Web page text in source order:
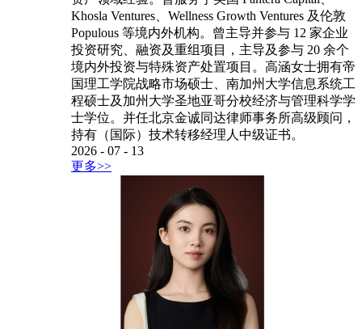
Khosla Ventures、Wellness Growth Ventures 及伦敦
Populous 等境内外机构。曾主导并参与 12 家企业
投资研究、融资及重组项目，主导及参与 20 余个
境内外投资与特殊资产处置项目。高涵女士拥有帝
国理工学院战略市场硕士、南加州大学信息系统工
程硕士及加州大学圣地亚哥分校经济与管理科学学
士学位。并任北京金诚同达律师事务所高级顾问，
持有（国际）技术转移经理人中级证书。
2026 - 07 - 13
更多>>